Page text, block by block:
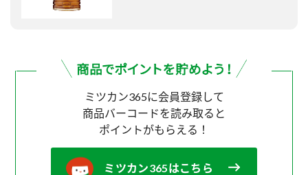
ミツカン365に会員登録して
商品バーコードを読み取ると
ポイントがもらえる！
ミツカン365はこちら